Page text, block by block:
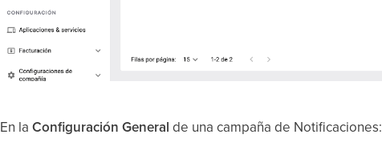
En laConfiguración General de una campaña de Notificaciones: